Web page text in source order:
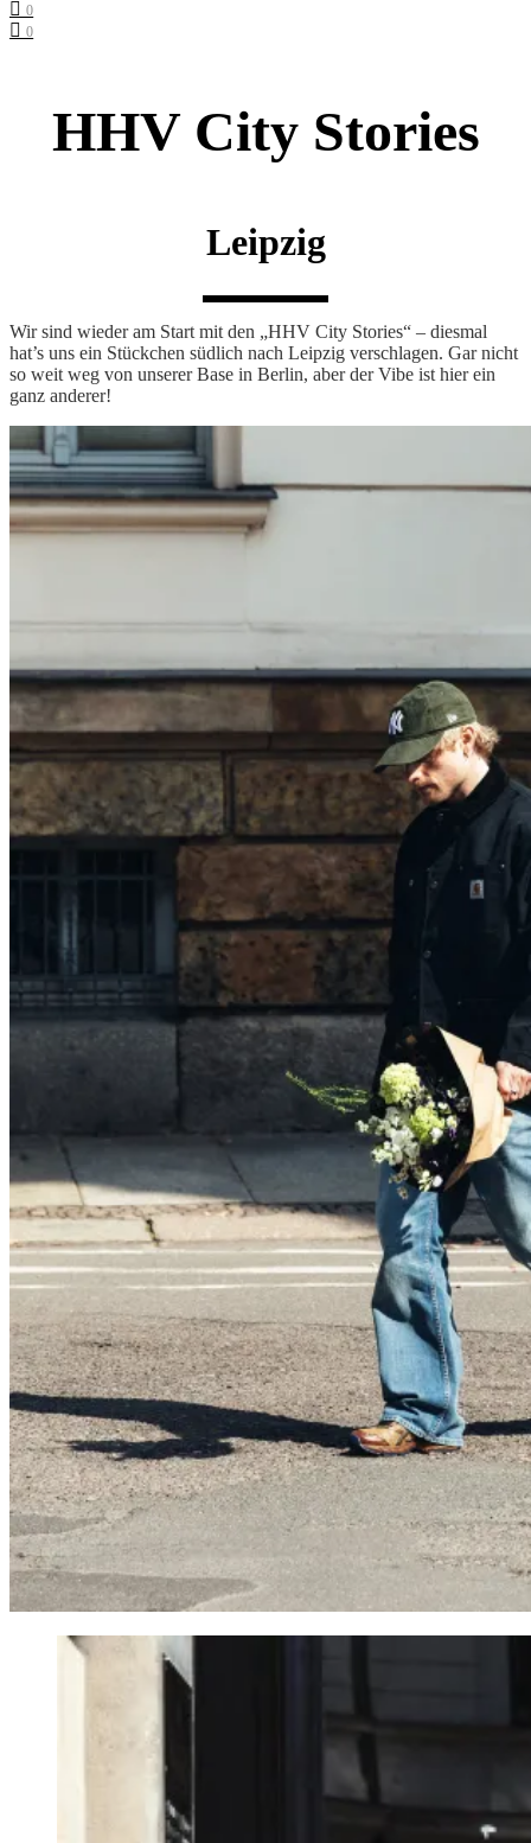
0
0
HHV City Stories
Leipzig
Wir sind wieder am Start mit den „HHV City Stories“ – diesmal
hat’s uns ein Stückchen südlich nach Leipzig verschlagen. Gar nicht
so weit weg von unserer Base in Berlin, aber der Vibe ist hier ein
ganz anderer!